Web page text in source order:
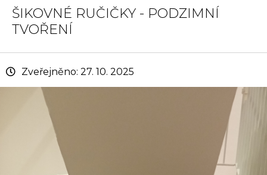
ŠIKOVNÉ RUČIČKY - PODZIMNÍ
TVOŘENÍ
Zveřejněno: 27. 10. 2025